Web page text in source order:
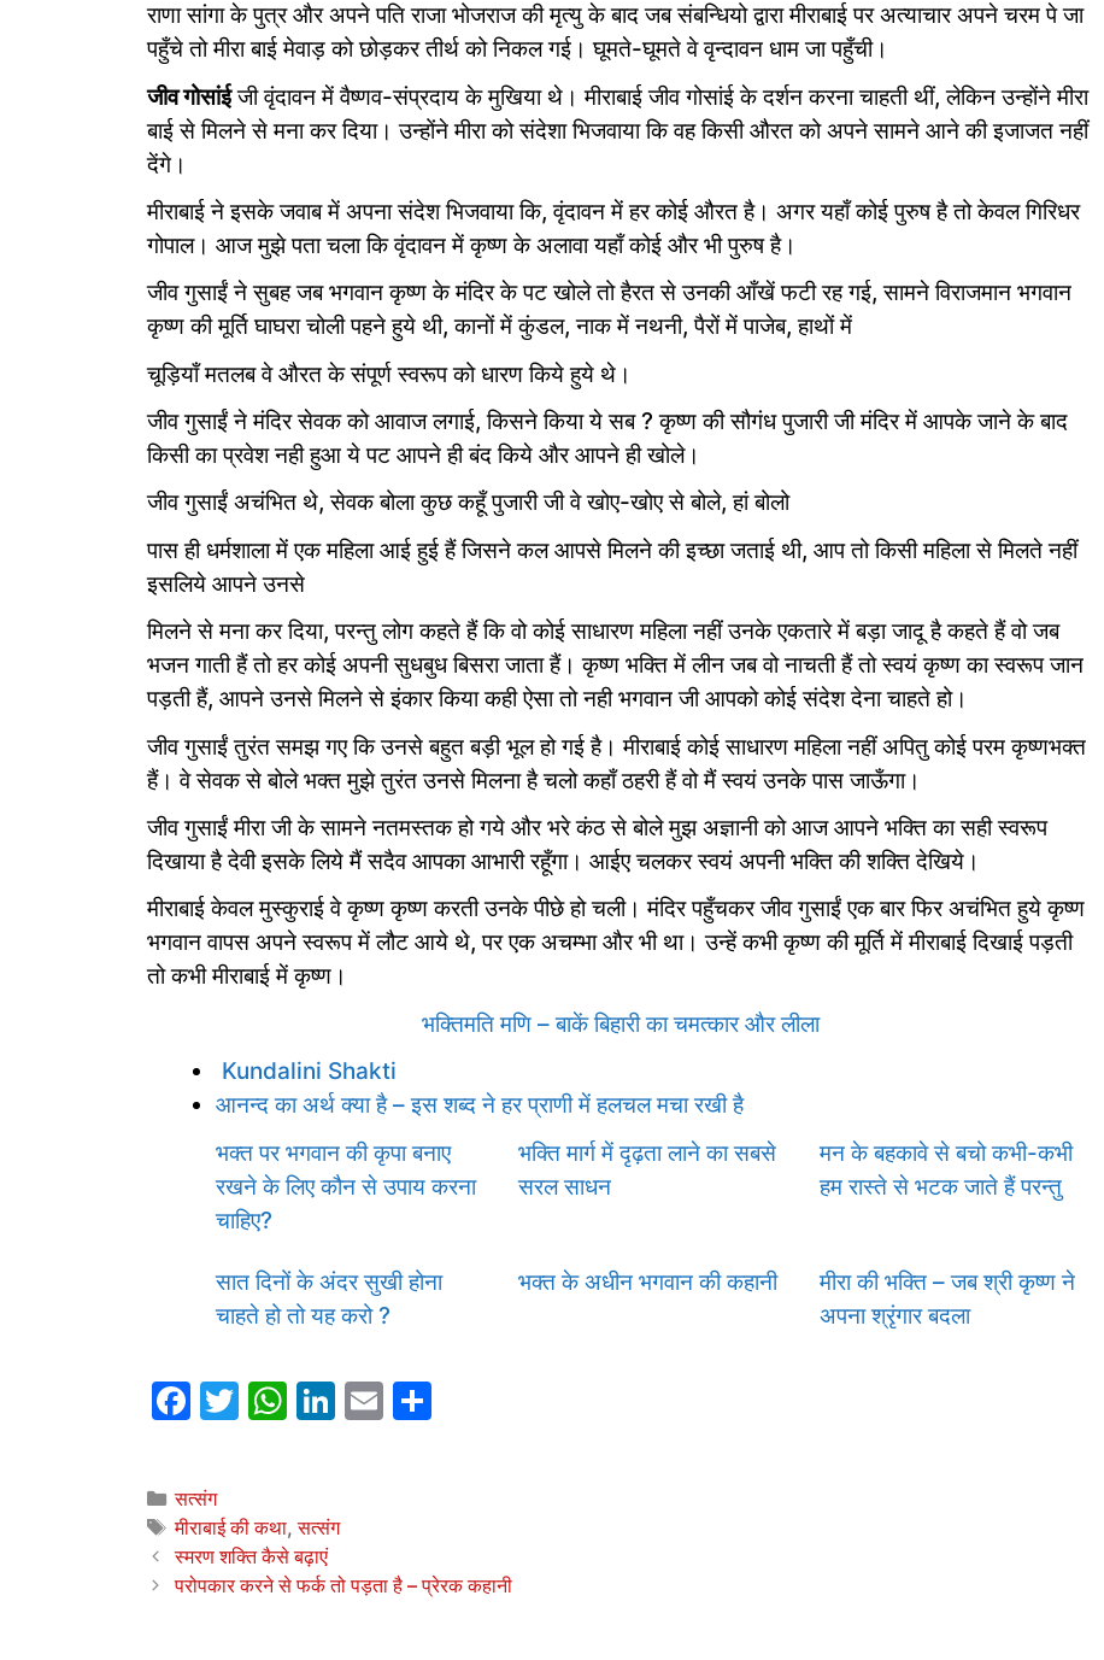
राणा सांगा के पुत्र और अपने पति राजा भोजराज की मृत्यु के बाद जब संबन्धियो द्वारा मीराबाई पर अत्याचार अपने चरम पे जा
पहुँचे तो मीरा बाई मेवाड़ को छोड़कर तीर्थ को निकल गई। घूमते-घूमते वे वृन्दावन धाम जा पहुँची।
जीव गोसांईजी वृंदावन में वैष्णव-संप्रदाय के मुखिया थे। मीराबाई जीव गोसांई के दर्शन करना चाहती थीं, लेकिन उन्होंने मीरा
बाई से मिलने से मना कर दिया। उन्होंने मीरा को संदेशा भिजवाया कि वह किसी औरत को अपने सामने आने की इजाजत नहीं
देंगे।
मीराबाई ने इसके जवाब में अपना संदेश भिजवाया कि, वृंदावन में हर कोई औरत है। अगर यहाँ कोई पुरुष है तो केवल गिरिधर
गोपाल। आज मुझे पता चला कि वृंदावन में कृष्ण के अलावा यहाँ कोई और भी पुरुष है।
जीव गुसाईं ने सुबह जब भगवान कृष्ण के मंदिर के पट खोले तो हैरत से उनकी आँखें फटी रह गई, सामने विराजमान भगवान
कृष्ण की मूर्ति घाघरा चोली पहने हुये थी, कानों में कुंडल, नाक में नथनी, पैरों में पाजेब, हाथों में
चूड़ियाँ मतलब वे औरत के संपूर्ण स्वरूप को धारण किये हुये थे।
जीव गुसाईं ने मंदिर सेवक को आवाज लगाई, किसने किया ये सब ? कृष्ण की सौगंध पुजारी जी मंदिर में आपके जाने के बाद
किसी का प्रवेश नही हुआ ये पट आपने ही बंद किये और आपने ही खोले।
जीव गुसाईं अचंभित थे, सेवक बोला कुछ कहूँ पुजारी जी वे खोए-खोए से बोले, हां बोलो
पास ही धर्मशाला में एक महिला आई हुई हैं जिसने कल आपसे मिलने की इच्छा जताई थी, आप तो किसी महिला से मिलते नहीं
इसलिये आपने उनसे
मिलने से मना कर दिया, परन्तु लोग कहते हैं कि वो कोई साधारण महिला नहीं उनके एकतारे में बड़ा जादू है कहते हैं वो जब
भजन गाती हैं तो हर कोई अपनी सुधबुध बिसरा जाता हैं। कृष्ण भक्ति में लीन जब वो नाचती हैं तो स्वयं कृष्ण का स्वरूप जान
पड़ती हैं, आपने उनसे मिलने से इंकार किया कही ऐसा तो नही भगवान जी आपको कोई संदेश देना चाहते हो।
जीव गुसाईं तुरंत समझ गए कि उनसे बहुत बड़ी भूल हो गई है। मीराबाई कोई साधारण महिला नहीं अपितु कोई परम कृष्णभक्त
हैं। वे सेवक से बोले भक्त मुझे तुरंत उनसे मिलना है चलो कहाँ ठहरी हैं वो मैं स्वयं उनके पास जाऊँगा।
जीव गुसाईं मीरा जी के सामने नतमस्तक हो गये और भरे कंठ से बोले मुझ अज्ञानी को आज आपने भक्ति का सही स्वरूप
दिखाया है देवी इसके लिये मैं सदैव आपका आभारी रहूँगा। आईए चलकर स्वयं अपनी भक्ति की शक्ति देखिये।
मीराबाई केवल मुस्कुराई वे कृष्ण कृष्ण करती उनके पीछे हो चली। मंदिर पहुँचकर जीव गुसाईं एक बार फिर अचंभित हुये कृष्ण
भगवान वापस अपने स्वरूप में लौट आये थे, पर एक अचम्भा और भी था। उन्हें कभी कृष्ण की मूर्ति में मीराबाई दिखाई पड़ती
तो कभी मीराबाई में कृष्ण।
भक्तिमति मणि – बाकें बिहारी का चमत्कार और लीला
Kundalini Shakti
आनन्द का अर्थ क्या है – इस शब्द ने हर प्राणी में हलचल मचा रखी है
भक्त पर भगवान की कृपा बनाए
रखने के लिए कौन से उपाय करना
चाहिए?
भक्ति मार्ग में दृढ़ता लाने का सबसे
सरल साधन
मन के बहकावे से बचो कभी-कभी
हम रास्ते से भटक जाते हैं परन्तु
सात दिनों के अंदर सुखी होना
चाहते हो तो यह करो ?
भक्त के अधीन भगवान की कहानी
मीरा की भक्ति – जब श्री कृष्ण ने
अपना श्रृंगार बदला
F
c
e
b
o
T
er
W
s
A
p
Li
e
n
E
Categories
सत्संग
Tags
मीराबाई की कथा,सत्संग
स्मरण शक्ति कैसे बढ़ाएं
परोपकार करने से फर्क तो पड़ता है – प्रेरक कहानी